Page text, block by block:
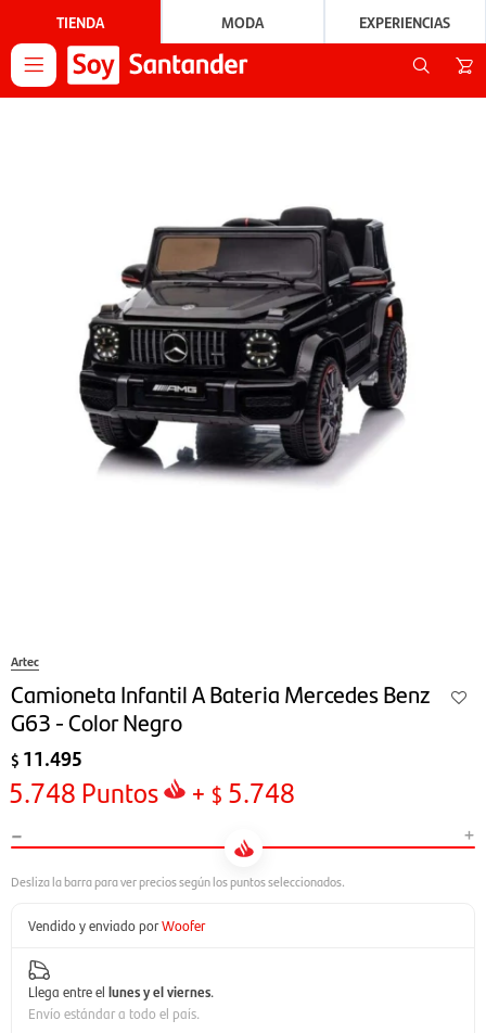
TIENDA MODA EXPERIENCIAS

Artec
Camioneta Infantil A Bateria Mercedes Benz
G63 - Color Negro
$ 11.495
5.748 Puntos + $ 5.748
- +
Vendido y enviado porWoofer
Llega entre el lunes y el viernes.
Envío estándar a todo el país.